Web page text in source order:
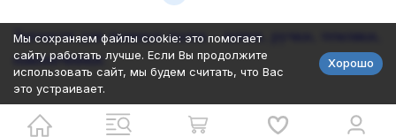
Запчасти для лыжных палок - лапки, ручки, темляки,
наконечники.
Мы сохраняем файлы cookie: это помогает
сайту работать лучше. Если Вы продолжите
использовать сайт, мы будем считать, что Вас
это устраивает.
Хорошо